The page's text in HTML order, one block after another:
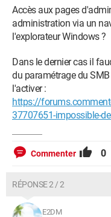
Accès aux pages
administration via un
l'explorateur Windows ?
Dans le dernier cas il
du paramétrage du
l'activer :
https://
37707651-impossible-
Commenter 0
RÉPONSE 2 / 2
E2DM